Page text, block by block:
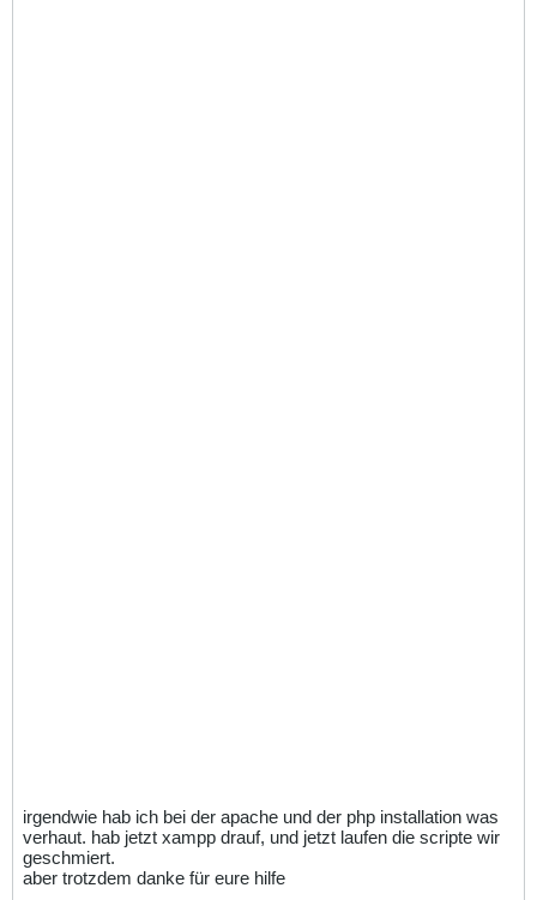
irgendwie hab ich bei der apache und der php installation was
verhaut. hab jetzt xampp drauf, und jetzt laufen die scripte wir
geschmiert.
aber trotzdem danke für eure hilfe